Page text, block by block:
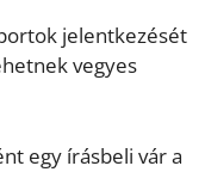
jelentkezését
vegyes
egy írásbeli vár a